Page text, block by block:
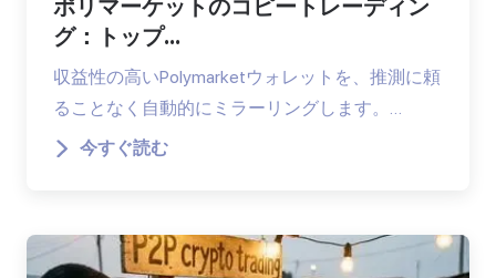
ポリマーケットのコピートレーディン
グ：トップ...
収益性の高いPolymarketウォレットを、推測に頼
ることなく自動的にミラーリングします。…
今すぐ読む